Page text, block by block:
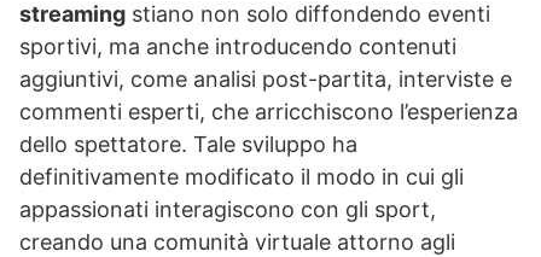
streaming stiano non solo diffondendo eventi
sportivi, ma anche introducendo contenuti
aggiuntivi, come analisi post-partita, interviste e
commenti esperti, che arricchiscono l’esperienza
dello spettatore. Tale sviluppo ha
definitivamente modificato il modo in cui gli
appassionati interagiscono con gli sport,
creando una comunità virtuale attorno agli